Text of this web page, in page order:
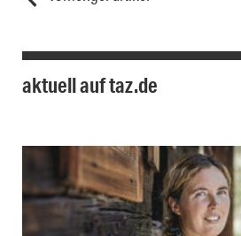
aktuell auf taz.de